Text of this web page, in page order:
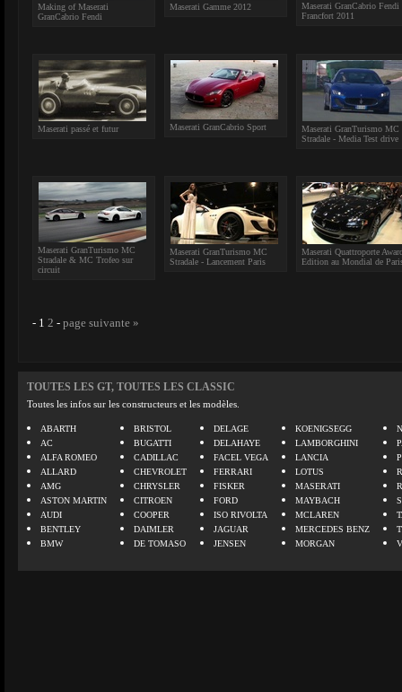
Making of Maserati
GranCabrio Fendi
Maserati Gamme 2012
Maserati GranCabrio Fendi
Francfort 2011
Maserati passé et futur Maserati GranCabrio Sport
Maserati GranTurismo MC
Stradale - Media Test drive
Maserati GranTurismo MC
Stradale & MC Trofeo sur
circuit
Maserati GranTurismo MC
Stradale - Lancement Paris
Maserati Quattroporte
Edition au Mondial de
- 1 2 - page suivante »
TOUTES LES GT, TOUTES LES CLASSIC
Toutes les infos sur les constructeurs et les modèles.
ABARTH
AC
ALFA ROMEO
ALLARD
AMG
ASTON MARTIN
AUDI
BENTLEY
BMW
BRISTOL
BUGATTI
CADILLAC
CHEVROLET
CHRYSLER
CITROEN
COOPER
DAIMLER
DE TOMASO
DELAGE
DELAHAYE
FACEL VEGA
FERRARI
FISKER
FORD
ISO RIVOLTA
JAGUAR
JENSEN
KOENIGSEGG
LAMBORGHINI
LANCIA
LOTUS
MASERATI
MAYBACH
MCLAREN
MERCEDES BENZ
MORGAN